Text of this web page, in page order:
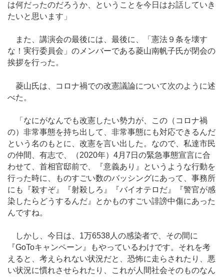
は何だったのだろうか、ということを今日はお話していき
たいと思います」
また、講演会の最後には、最後に、「憲法９条を壊す
な！実行委員会」のメンバーである菱山南帆子氏が閉会の
挨拶を行った。
菱山氏は、コロナ禍での改憲議論について次のように述
べた。
「なにがなんでも改憲したい勢力が、この（コロナ禍
の）非常事態を持ち出して、非常事態にも対応できるんだ
という名のもとに、改憲を言い出した。なので、私達市民
の仲間、有志で、（2020年）4月7日の緊急事態宣言に合
わせて、首相官邸前で、『意義あり』というような行動を
行った時に、ものすごい数のバッシングにあって、事務所
にも『殺すぞ』『射殺しろ』『バイオテロだ』『警官が感
染したらどうするんだ』とかものすごい誹謗中傷にあった
んですね。
しかし、今日は、1万6538人の感染者で、その間に
『GoToキャンペーン』もやっているわけです。それを考
えると、考えられない状況だと、恐怖に走らされたり、悪
い状況に慣れさせられたり、これが人間社会そのものなん